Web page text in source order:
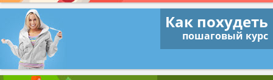
Как похудеть
пошаговый курс